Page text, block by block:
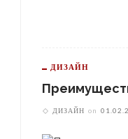
ДИЗАЙН
ДИЗАЙН on